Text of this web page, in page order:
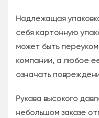
Надлежащая
себя картонную
может быть
компании, а любое
означать
Рукава высокого
небольшом заказе